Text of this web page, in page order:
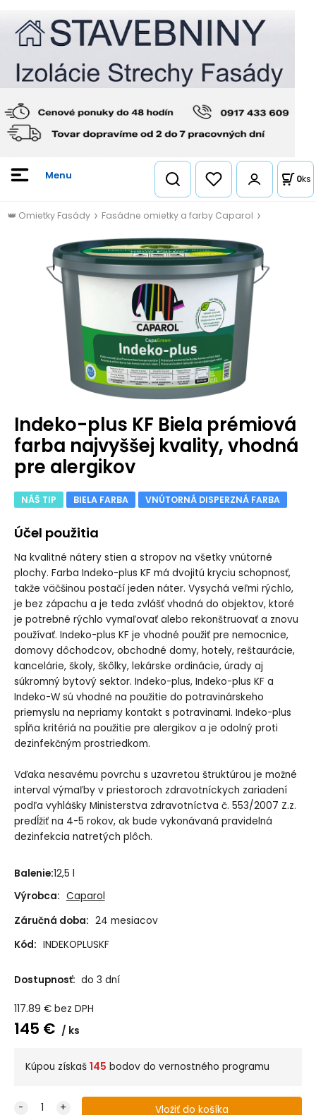
0ks
👑 Omietky Fasády Fasádne omietky a farby Caparol
Indeko-plus KF Biela prémiová
farba najvyššej kvality, vhodná
pre alergikov
NÁŠ TIP BIELA FARBA VNÚTORNÁ DISPERZNÁ FARBA
Účel použitia
Na kvalitné nátery stien a stropov na všetky vnútorné
plochy. Farba Indeko-plus KF má dvojitú kryciu schopnosť,
takže väčšinou postačí jeden náter. Vysychá veľmi rýchlo,
je bez zápachu a je teda zvlášť vhodná do objektov, ktoré
je potrebné rýchlo vymaľovať alebo rekonštruovať a znovu
používať. Indeko-plus KF je vhodné použiť pre nemocnice,
domovy dôchodcov, obchodné domy, hotely, reštaurácie,
kancelárie, školy, škôlky, lekárske ordinácie, úrady aj
súkromný bytový sektor. Indeko-plus, Indeko-plus KF a
Indeko-W sú vhodné na použitie do potravinárskeho
priemyslu na nepriamy kontakt s potravinami. Indeko-plus
spĺňa kritériá na použitie pre alergikov a je odolný proti
dezinfekčným prostriedkom.
Vďaka nesavému povrchu s uzavretou štruktúrou je možné
interval výmaľby v priestoroch zdravotníckych zariadení
podľa vyhlášky Ministerstva zdravotníctva č. 553/2007 Z.z.
predĺžiť na 4-5 rokov, ak bude vykonávaná pravidelná
dezinfekcia natretých plôch.
Balenie:12,5 l
Výrobca: Caparol
Záručná doba: 24 mesiacov
Kód: INDEKOPLUSKF
Dostupnosť: do 3 dní
117.89 € bez DPH
145 € ks
Kúpou získaš 145 bodov do vernostného programu